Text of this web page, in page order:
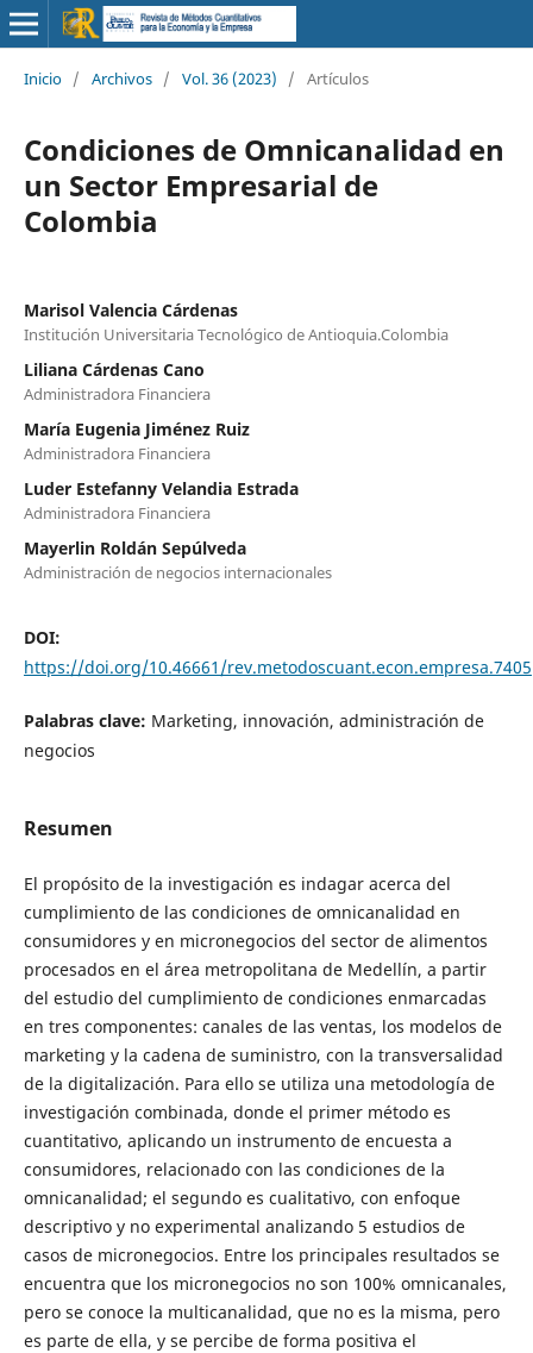
Inicio / Archivos / Vol. 36 (2023) / Artículos
Condiciones de Omnicanalidad en
un Sector Empresarial de
Colombia
Marisol Valencia Cárdenas
Institución Universitaria Tecnológico de Antioquia.Colombia
Liliana Cárdenas Cano
Administradora Financiera
María Eugenia Jiménez Ruiz
Administradora Financiera
Luder Estefanny Velandia Estrada
Administradora Financiera
Mayerlin Roldán Sepúlveda
Administración de negocios internacionales
DOI:
https://doi.org/10.46661/rev.metodoscuant.econ.empresa.7405
Palabras clave: Marketing, innovación, administración de
negocios
Resumen
El propósito de la investigación es indagar acerca del
cumplimiento de las condiciones de omnicanalidad en
consumidores y en micronegocios del sector de alimentos
procesados en el área metropolitana de Medellín, a partir
del estudio del cumplimiento de condiciones enmarcadas
en tres componentes: canales de las ventas, los modelos de
marketing y la cadena de suministro, con la transversalidad
de la digitalización. Para ello se utiliza una metodología de
investigación combinada, donde el primer método es
cuantitativo, aplicando un instrumento de encuesta a
consumidores, relacionado con las condiciones de la
omnicanalidad; el segundo es cualitativo, con enfoque
descriptivo y no experimental analizando 5 estudios de
casos de micronegocios. Entre los principales resultados se
encuentra que los micronegocios no son 100% omnicanales,
pero se conoce la multicanalidad, que no es la misma, pero
es parte de ella, y se percibe de forma positiva el